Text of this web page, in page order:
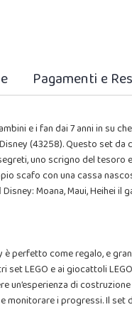
Pagamenti e
e i fan dai 7 anni in su
(43258). Questo set
uno scrigno del tesoro
scafo con una cassa
Moana, Maui, Heihei il
perfetto come regalo, e
LEGO e ai giocattoli
un’esperienza di
monitorare i progressi. Il